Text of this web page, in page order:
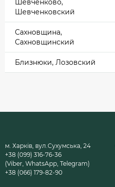
Шевченково,
Шевченковский
Сахновщина,
Сахновщинский
Близнюки, Лозовский
м. Харків, вул.Сухумська, 24
+38 (099) 316-76-36
(Viber, WhatsApp, Telegram)
+38 (066) 179-82-90